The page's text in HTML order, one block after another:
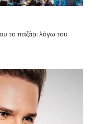
το παζάρι λόγω του